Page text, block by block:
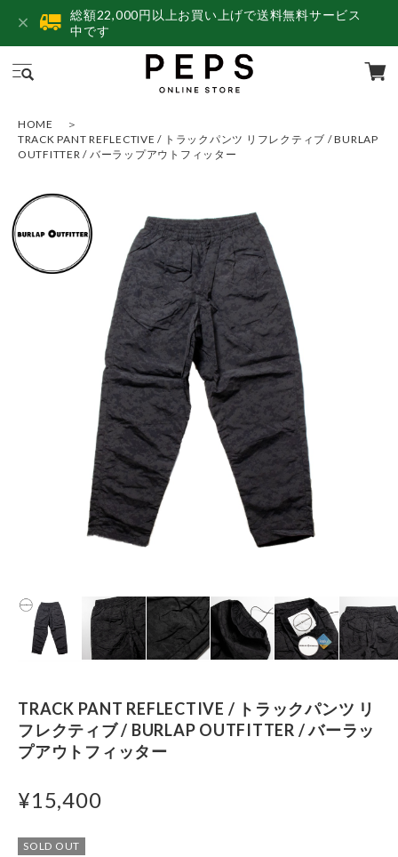
総額22,000円以上お買い上げで送料無料サービス
中です
HOME
TRACK PANT REFLECTIVE / トラックパンツ リフレクティブ / BURLAP
OUTFITTER / バーラップアウトフィッター
TRACK PANT REFLECTIVE / トラックパンツ リ
フレクティブ / BURLAP OUTFITTER / バーラッ
プアウトフィッター
¥15,400
SOLD OUT